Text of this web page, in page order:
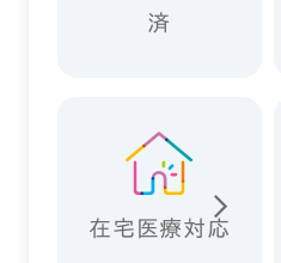
済
在宅医療対応